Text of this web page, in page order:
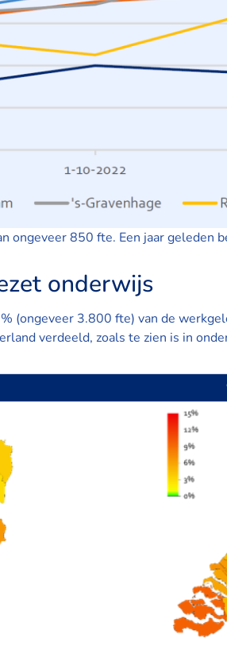
ongeveer 850 fte. Een jaar geleden
voortgezet
(ongeveer 3.800 fte) van de
verdeeld, zoals te zien is in